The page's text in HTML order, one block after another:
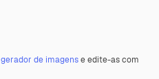
gerador de imagense edite-as com